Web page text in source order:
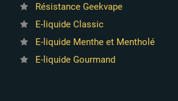
Résistance Geekvape
E-liquide Classic
E-liquide Menthe et Mentholé
E-liquide Gourmand